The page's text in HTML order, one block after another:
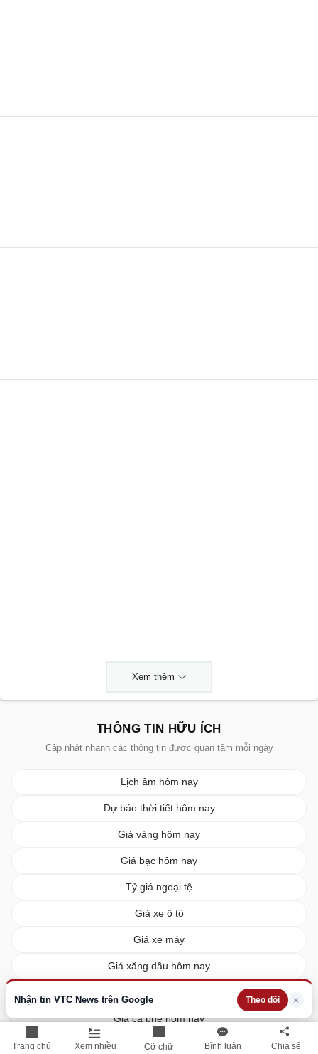
Trang chủ Xem nhiều Cỡ chữ Bình luận Chia sẻ
Nhận tin VTC News trên Google Theo dõi ×
Xem thêm
THÔNG TIN HỮU ÍCH
Cập nhật nhanh các thông tin được quan tâm mỗi ngày
Lịch âm hôm nay
Dự báo thời tiết hôm nay
Giá vàng hôm nay
Giá bạc hôm nay
Tỷ giá ngoại tệ
Giá xe ô tô
Giá xe máy
Giá xăng dầu hôm nay
Giá cà phê hôm nay
Giá lúa gạo hôm nay